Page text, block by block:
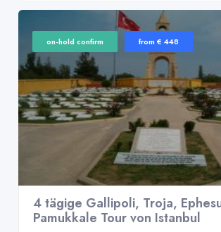
on-hold confirm from € 448
4 tägige Gallipoli, Troja,
Pamukkale Tour von Istanbul